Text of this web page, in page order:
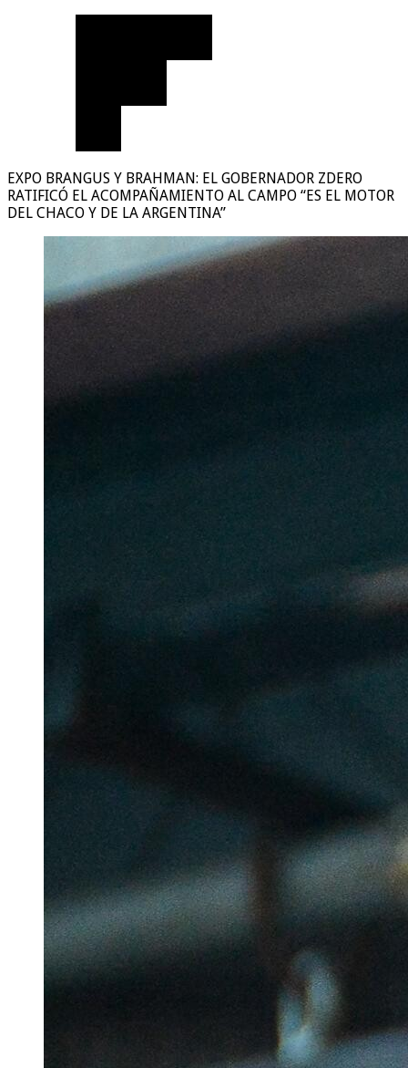
EXPO BRANGUS Y BRAHMAN: EL GOBERNADOR ZDERO
RATIFICÓ EL ACOMPAÑAMIENTO AL CAMPO “ES EL MOTOR
DEL CHACO Y DE LA ARGENTINA”